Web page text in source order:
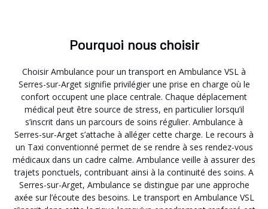
Pourquoi nous choisir
Choisir Ambulance pour un transport en Ambulance VSL à
Serres-sur-Arget signifie privilégier une prise en charge où le
confort occupent une place centrale. Chaque déplacement
médical peut être source de stress, en particulier lorsqu’il
s’inscrit dans un parcours de soins régulier. Ambulance à
Serres-sur-Arget s’attache à alléger cette charge. Le recours à
un Taxi conventionné permet de se rendre à ses rendez-vous
médicaux dans un cadre calme. Ambulance veille à assurer des
trajets ponctuels, contribuant ainsi à la continuité des soins. A
Serres-sur-Arget, Ambulance se distingue par une approche
axée sur l’écoute des besoins. Le transport en Ambulance VSL